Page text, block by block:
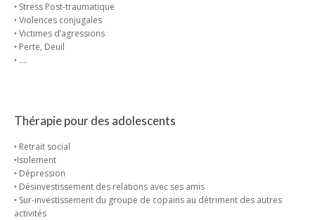
‣ Stress Post-traumatique
‣ Violences conjugales
‣ Victimes d’agressions
‣ Perte, Deuil
‣ ….
Thérapie pour des adolescents
‣ Retrait social
‣Isolement
‣ Dépression
‣ Désinvestissement des relations avec ses amis
‣ Sur-investissement du groupe de copains au détriment des autres
activités